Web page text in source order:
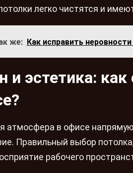
легко чистятся и
же: Как исправить
и эстетика:
атмосфера в офисе
Правильный выбор
рабочего